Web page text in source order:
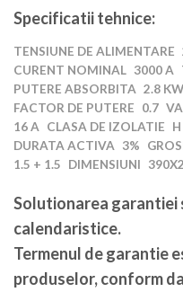
Specificatii tehnice:
TENSIUNE DE ALIMENTARE
CURENT NOMINAL 3000 A
PUTERE ABSORBITA 2.8
FACTOR DE PUTERE
0.7
16 A
CLASA DE IZOLATIE H
DURATA ACTIVA
3%
1.5 + 1.5
DIMENSIUNI
Solutionarea garantiei
calendaristice.
Termenul de garantie
produselor, conform